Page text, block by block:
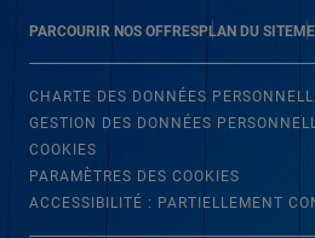
PARCOURIR NOS OFFRESPLAN DU SITE
CHARTE DES DONNÉES
GESTION DES DONNÉES
COOKIES
PARAMÈTRES DES COOKIES
ACCESSIBILITÉ : PARTIELLEMENT